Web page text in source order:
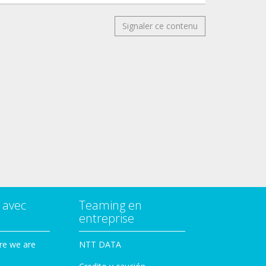
Signaler ce contenu
we are
Teaming en
entreprise
NTT DATA